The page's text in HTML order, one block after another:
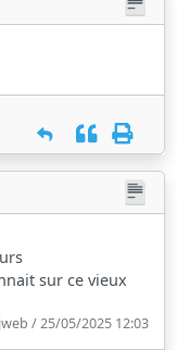
sur ce vieux
/ 25/05/2025 12:03